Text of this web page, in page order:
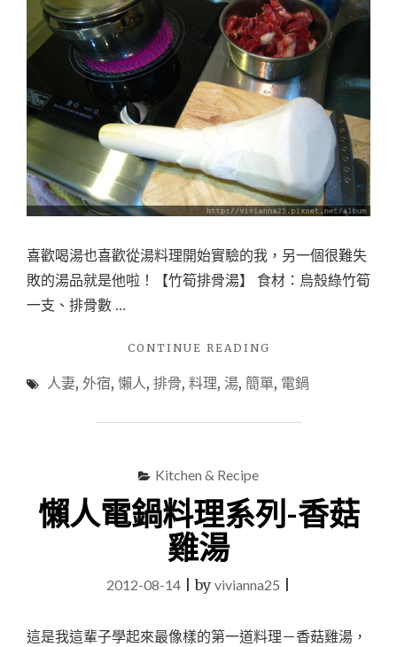
喜歡喝湯也喜歡從湯料理開始實驗的我，另一個很難失
敗的湯品就是他啦！【竹筍排骨湯】 食材：烏殼綠竹筍
一支、排骨數 …
CONTINUE READING
電
料
竹
筍
人妻, 外宿, 懶人, 排骨, 料理, 湯, 簡單, 電鍋
Kitchen & Recipe
懶人電鍋料理系列-香菇
雞湯
2012-08-14 |by vivianna25
這是我這輩子學起來最像樣的第一道料理－香菇雞湯，